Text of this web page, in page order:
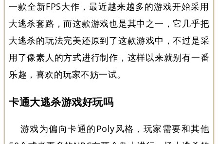
一款全新FPS大作，最近越来越多的游戏开始采用
大逃杀套路，而这款游戏也是其中之一，它几乎把
大逃杀的玩法完美还原到了这款游戏中，不过是采
用了像素人的方式进行制作，这样以来就别有一番
乐趣，喜欢的玩家不妨一试。
卡通大逃杀游戏好玩吗
游戏为偏向卡通的Poly风格，玩家需要和其他